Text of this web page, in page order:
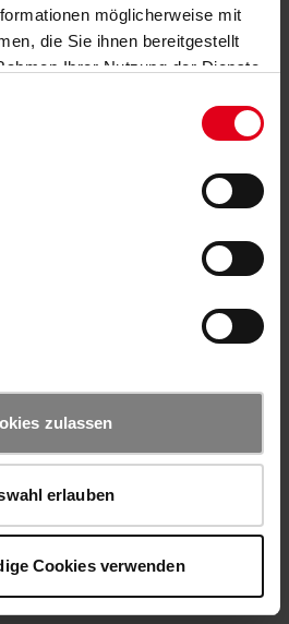
möglicherweise mit
die Sie ihnen bereitgestellt
Ihrer Nutzung der Dienste
zulassen
erlauben
Cookies verwenden